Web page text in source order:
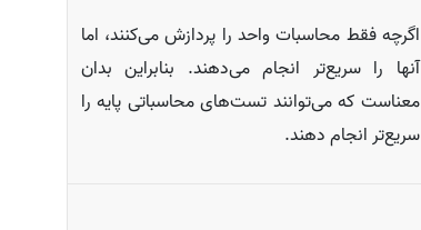
اگرچه فقط محاسبات واحد را پردازش می­‌کنند، اما
آنها را سریع‌­تر انجام می­‌دهند. بنابراین بدان
معناست که می­‌توانند تست‌های محاسباتی پایه را
سریع‌­تر انجام دهند.